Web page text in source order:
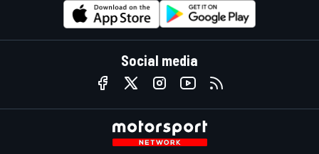
Social media